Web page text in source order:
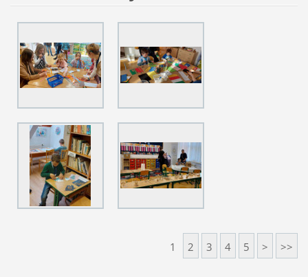
1 2 3 4 5 > >>